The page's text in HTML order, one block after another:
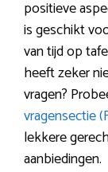
positieve
is geschikt
van tijd op
heeft zeker
vragen?
vragensectie
lekkere
aanbiedingen.